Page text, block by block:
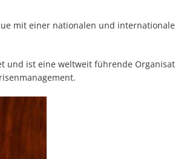
mit einer nationalen und
und ist eine weltweit führende